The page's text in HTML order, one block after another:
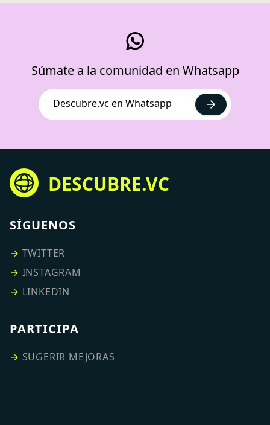
Súmate a la comunidad en Whatsapp
Descubre.vc en Whatsapp
DESCUBRE.VC
SÍGUENOS
→ TWITTER
→ INSTAGRAM
→ LINKEDIN
PARTICIPA
→ SUGERIR MEJORAS